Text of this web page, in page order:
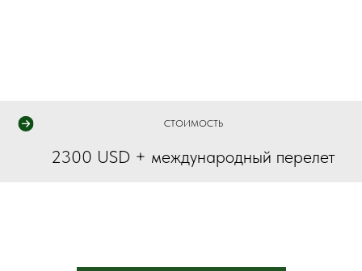
СТОИМОСТЬ
2300 USD + международный перелет